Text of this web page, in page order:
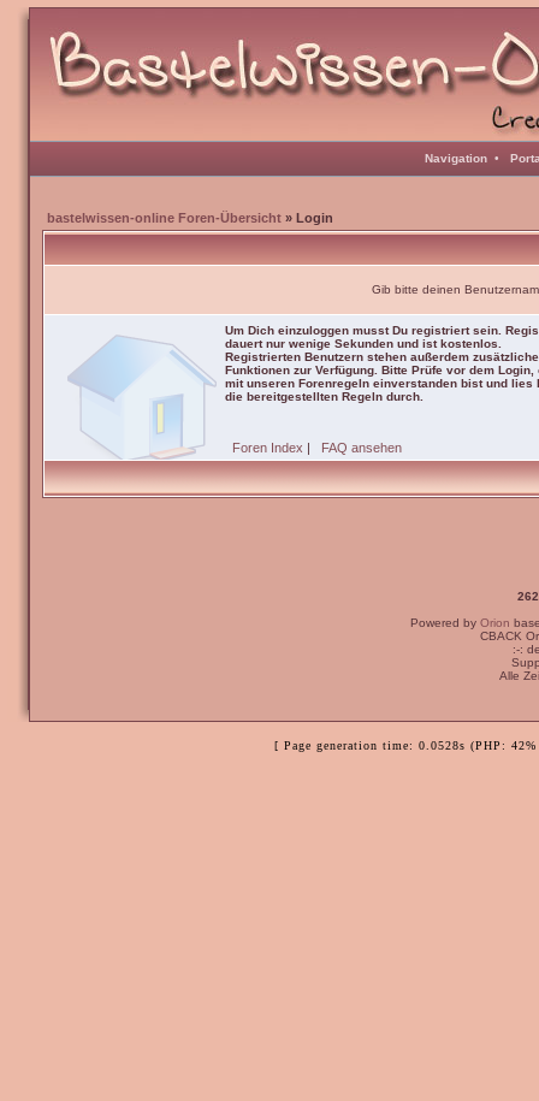
Navigation •
bastelwissen-online Foren-Übersicht » Login
Gib bitte deinen
Um Dich einzuloggen musst Du registriert sein.
dauert nur wenige Sekunden und ist kostenlos.
Registrierten Benutzern stehen außerdem zusätzliche
Funktionen zur Verfügung. Bitte Prüfe vor dem Login,
mit unseren Forenregeln einverstanden bist und lies
die bereitgestellten Regeln durch.
Foren Index | FAQ ansehen
Powered by Orion
CBACK
:-:
Alle
[ Page generation time: 0.0528s (PHP: